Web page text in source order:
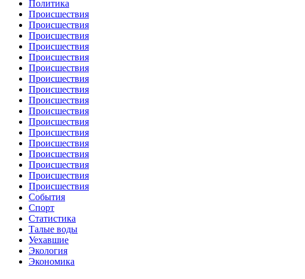
Политика
Происшествия
Происшествия
Происшествия
Происшествия
Происшествия
Происшествия
Происшествия
Происшествия
Происшествия
Происшествия
Происшествия
Происшествия
Происшествия
Происшествия
Происшествия
Происшествия
Происшествия
События
Спорт
Статистика
Талые воды
Уехавшие
Экология
Экономика